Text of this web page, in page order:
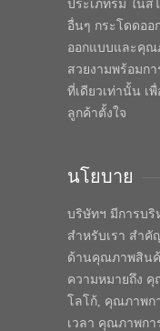
ประเภทร่ม ในส
อื่นๆ กระโดดออ
ออกแบบและคุณ
สวยงามพร้อมก
ที่เดียวเท่านั้น เ
ลูกค้าตั้งใจ
นโยบาย
บริษัทฯ มีการบ
สำหรับเรา สำ
ด้านคุณภาพสิน
ความหมายถึง
โลโก้, คุณภาพก
เวลา คุณภาพก